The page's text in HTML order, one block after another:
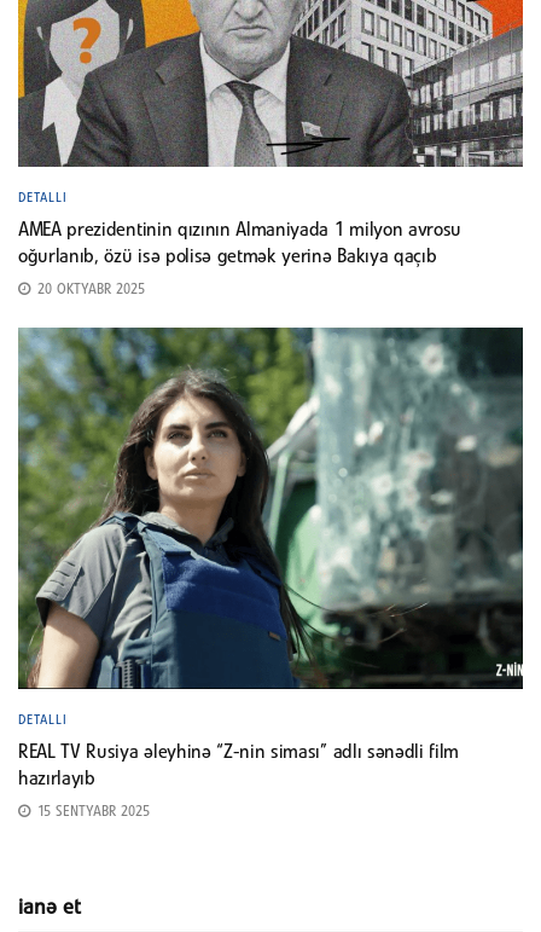
DETALLI
AMEA prezidentinin qızının Almaniyada 1 milyon avrosu
oğurlanıb, özü isə polisə getmək yerinə Bakıya qaçıb
20 OKTYABR 2025
DETALLI
REAL TV Rusiya əleyhinə “Z-nin siması” adlı sənədli film
hazırlayıb
15 SENTYABR 2025
ianə et